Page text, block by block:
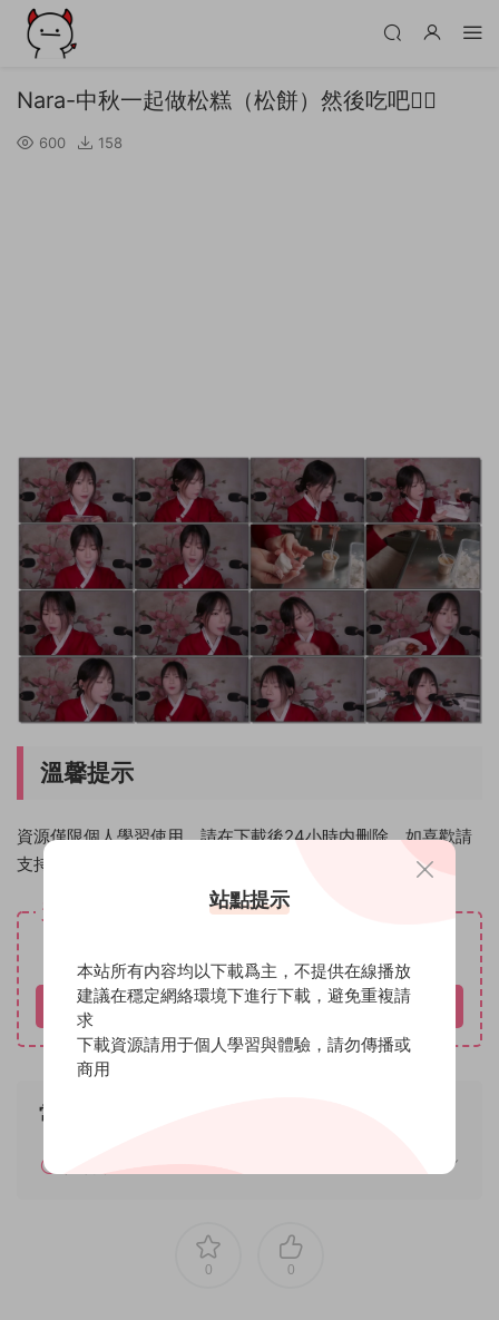
Nara-中秋一起做松糕（松餅）然後吃吧🙇‍♀️
600 158
溫馨提示
資源僅限個人學習使用，請在下載後24小時内删除。如喜歡請
支持原創作者！
資源下載
立即購買
常見問題
0 0
站點提示
本站所有内容均以下載爲主，不提供在線播放
建議在穩定網絡環境下進行下載，避免重複請
求
下載資源請用于個人學習與體驗，請勿傳播或
商用